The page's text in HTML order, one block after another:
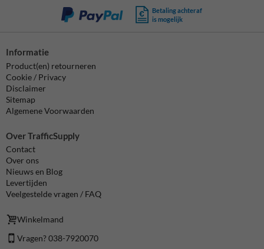
Betaling achteraf
is mogelijk
Informatie
Product(en) retourneren
Cookie / Privacy
Disclaimer
Sitemap
Algemene Voorwaarden
Over TrafficSupply
Contact
Over ons
Nieuws en Blog
Levertijden
Veelgestelde vragen / FAQ
Winkelmand
Vragen? 038-7920070